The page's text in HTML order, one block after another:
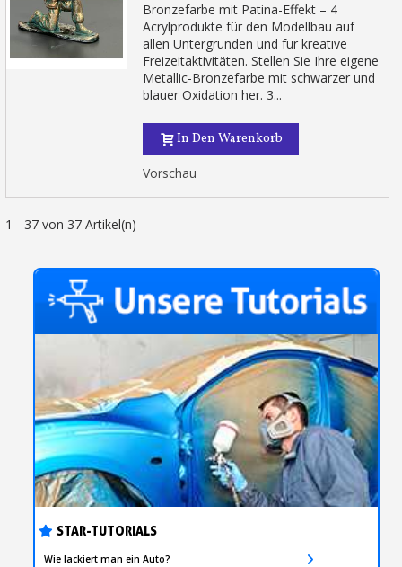
STAR-TUTORIALS
Wie lackiert man ein Auto?
Bronzefarbe mit Patina-Effekt – 4
Acrylprodukte für den Modellbau auf
allen Untergründen und für kreative
Freizeitaktivitäten. Stellen Sie Ihre eigene
Metallic-Bronzefarbe mit schwarzer und
blauer Oxidation her. 3...
In Den Warenkorb
Vorschau
1 - 37 von 37 Artikel(n)